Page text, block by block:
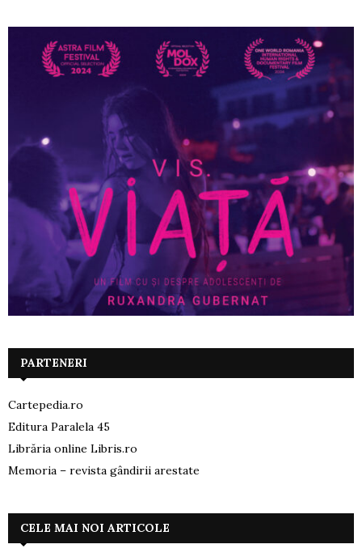
PARTENERI
Cartepedia.ro
Editura Paralela 45
Librăria online Libris.ro
Memoria – revista gândirii arestate
CELE MAI NOI ARTICOLE